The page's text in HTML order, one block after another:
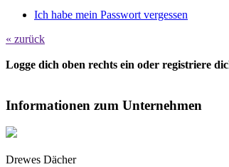
Ich habe mein Passwort vergessen
« zurück
Logge dich oben rechts ein oder registriere
Informationen zum Unternehmen
Drewes Dächer